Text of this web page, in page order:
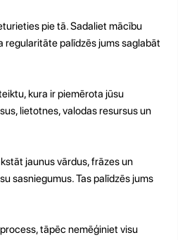
pie tā. Sadaliet mācību
regularitāte palīdzēs jums saglabāt
kura ir piemērota jūsu
lietotnes, valodas resursus un
jaunus vārdus, frāzes un
sasniegumus. Tas palīdzēs jums
tāpēc nemēģiniet visu